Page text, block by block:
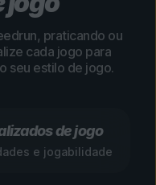
praticando ou
cada jogo para
seu estilo de jogo.
de jogo
e jogabilidade